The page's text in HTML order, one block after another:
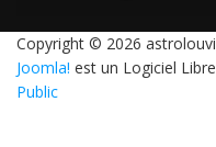
Copyright © 2026
Joomla! est un Logiciel
Public